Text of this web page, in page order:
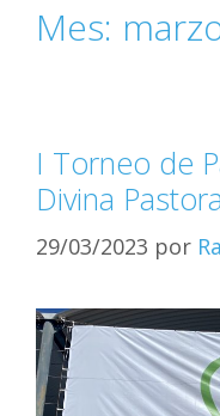
Mes:
I Torneo de
Divina Pastora
29/03/2023 por